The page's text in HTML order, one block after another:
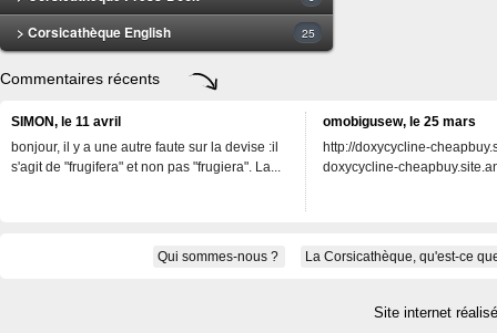
> Corsicathèque English 25
Commentaires récents
SIMON, le 11 avril
bonjour, il y a une autre faute sur la devise :il
s'agit de "frugifera" et non pas "frugiera". La...
omobigusew, le 25 mars
http://doxycycline-
doxycycline-
Qui sommes-nous ? La Corsicathèque, qu'est-ce
Site internet